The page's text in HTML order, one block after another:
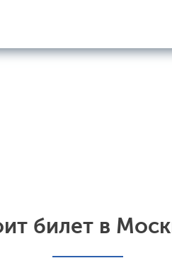
билет в